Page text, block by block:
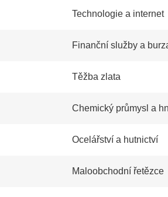
Technologie a internet
Finanční služby a
Těžba zlata
Chemický průmysl a
Ocelářství a hutnictví
Maloobchodní řetězce